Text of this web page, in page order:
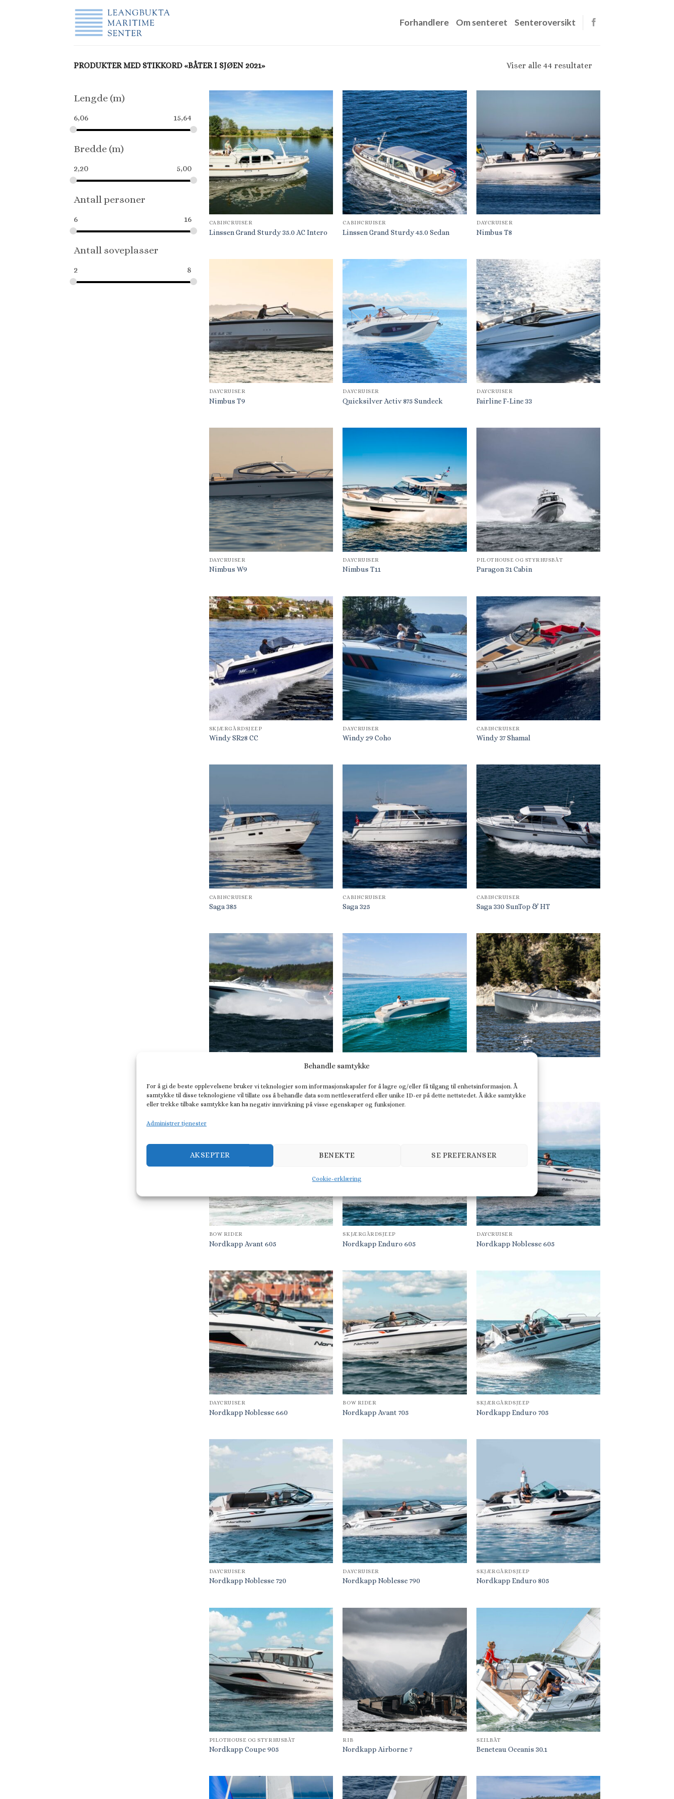
Behandle samtykke
For å gi de beste opplevelsene bruker vi teknologier som informasjonskapsler for å lagre og/eller få tilgang til enhetsinformasjon. Å
samtykke til disse teknologiene vil tillate oss å behandle data som nettleseratferd eller unike ID-er på dette nettstedet. Å ikke samtykke
eller trekke tilbake samtykke kan ha negativ innvirkning på visse egenskaper og funksjoner.
Administrer tjenester
AKSEPTER BENEKTE SE PREFERANSER
Cookie-erklæring
Forhandlere Om senteret Senteroversikt
PRODUKTER MED STIKKORD «BÅTER I SJØEN 2021» Viser alle 44 resultater
gjennomsnitlig
Lengde (m)
6,06 15,64
Bredde (m)
2,20 5,00
Antall personer
6 16
Antall soveplasser
2 8
CABINCRUISER
Linssen Grand Sturdy 35.0 AC Intero
CABINCRUISER
Linssen Grand Sturdy 45.0 Sedan
DAYCRUISER
Nimbus T8
DAYCRUISER
Nimbus T9
DAYCRUISER
Quicksilver Activ 875 Sundeck
DAYCRUISER
Fairline F-Line 33
DAYCRUISER
Nimbus W9
DAYCRUISER
Nimbus T11
PILOTHOUSE OG STYRHUSBÅT
Paragon 31 Cabin
SKJÆRGÅRDSJEEP
Windy SR28 CC
DAYCRUISER
Windy 29 Coho
CABINCRUISER
Windy 37 Shamal
CABINCRUISER
Saga 385
CABINCRUISER
Saga 325
CABINCRUISER
Saga 330 SunTop & HT
SKJÆRGÅRDSJEEP
BOW RIDER
Nordkapp Avant 605
SKJÆRGÅRDSJEEP
Nordkapp Enduro 605
DAYCRUISER
Nordkapp Noblesse 605
DAYCRUISER
Nordkapp Noblesse 660
BOW RIDER
Nordkapp Avant 705
SKJÆRGÅRDSJEEP
Nordkapp Enduro 705
DAYCRUISER
Nordkapp Noblesse 720
DAYCRUISER
Nordkapp Noblesse 790
SKJÆRGÅRDSJEEP
Nordkapp Enduro 805
PILOTHOUSE OG STYRHUSBÅT
Nordkapp Coupe 905
RIB
Nordkapp Airborne 7
SEILBÅT
Beneteau Oceanis 30.1